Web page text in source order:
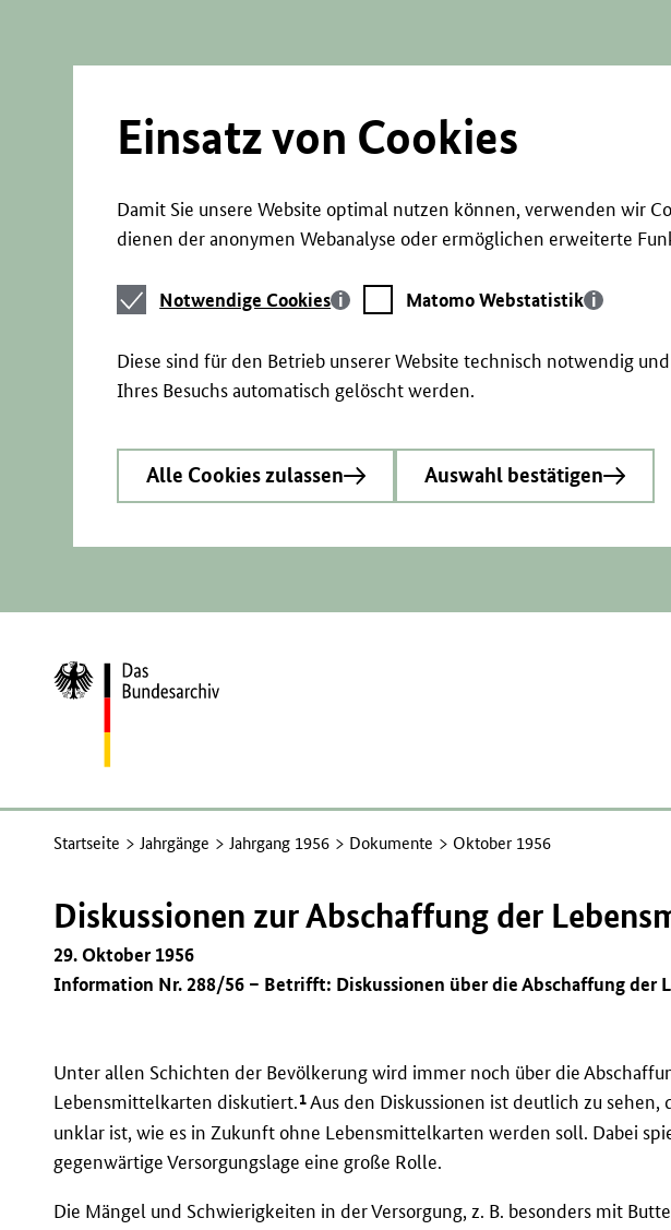
Einsatz von Cookies
Damit Sie unsere Website optimal nutzen können, verwenden wir
dienen der anonymen Webanalyse oder ermöglichen erweiterte
Notwendige
Cookies
Notwendige Cookies
Matomo
Webstatistik
Matomo Webstatistik
Diese sind für den Betrieb unserer Website technisch notwendig
Ihres Besuchs automatisch gelöscht werden.
Alle Cookies zulassen Auswahl bestätigen
Zur
Startseite
Startseite Jahrgänge Jahrgang 1956 Dokumente Oktober 1956
Diskussionen zur Abschaffung der
29. Oktober 1956
Information Nr. 288/56 – Betrifft: Diskussionen über die Abschaffung der
Unter allen Schichten der Bevölkerung wird immer noch über die
Lebensmittelkarten diskutiert.1Aus den Diskussionen ist deutlich zu sehen,
unklar ist, wie es in Zukunft ohne Lebensmittelkarten werden soll. Dabei
gegenwärtige Versorgungslage eine große Rolle.
Die Mängel und Schwierigkeiten in der Versorgung, z. B. besonders mit